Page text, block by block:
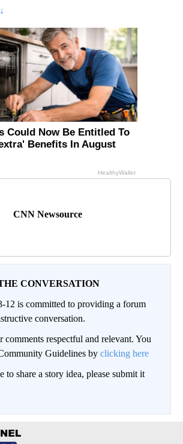
CNN Newsource
CONVERSATION
12 is committed to providing a forum
conversation.
comments respectful and relevant. You
Guidelines by clicking here
share a story idea, please submit it